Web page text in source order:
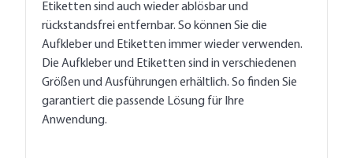
Etiketten sind auch wieder ablösbar und
rückstandsfrei entfernbar. So können Sie die
Aufkleber und Etiketten immer wieder verwenden.
Die Aufkleber und Etiketten sind in verschiedenen
Größen und Ausführungen erhältlich. So finden Sie
garantiert die passende Lösung für Ihre
Anwendung.